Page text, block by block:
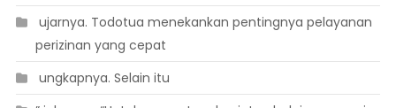
 ujarnya. Todotua menekankan pentingnya pelayanan
perizinan yang cepat
 ungkapnya. Selain itu